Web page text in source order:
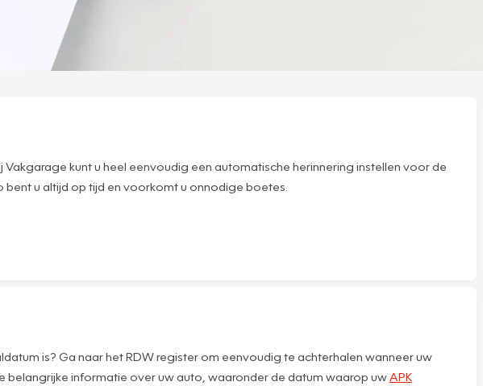
kunt u heel eenvoudig een automatische herinnering instellen voor de
bent u altijd op tijd en voorkomt u onnodige boetes.
is? Ga naar het RDW register om eenvoudig te achterhalen wanneer uw
belangrijke informatie over uw auto, waaronder de datum waarop uwAPK